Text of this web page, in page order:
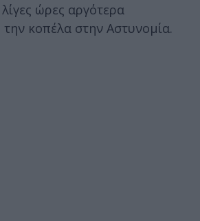
ώρες αργότερα
κοπέλα στην Αστυνομία.